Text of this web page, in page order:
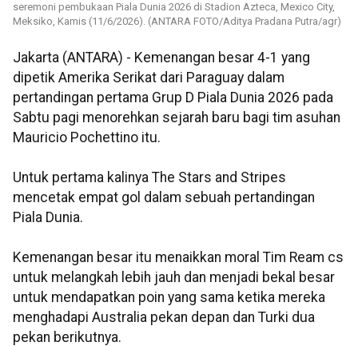
seremoni pembukaan Piala Dunia 2026 di Stadion Azteca, Mexico City,
Meksiko, Kamis (11/6/2026). (ANTARA FOTO/Aditya Pradana Putra/agr)
Jakarta (ANTARA) - Kemenangan besar 4-1 yang
dipetik Amerika Serikat dari Paraguay dalam
pertandingan pertama Grup D Piala Dunia 2026 pada
Sabtu pagi menorehkan sejarah baru bagi tim asuhan
Mauricio Pochettino itu.
Untuk pertama kalinya The Stars and Stripes
mencetak empat gol dalam sebuah pertandingan
Piala Dunia.
Kemenangan besar itu menaikkan moral Tim Ream cs
untuk melangkah lebih jauh dan menjadi bekal besar
untuk mendapatkan poin yang sama ketika mereka
menghadapi Australia pekan depan dan Turki dua
pekan berikutnya.